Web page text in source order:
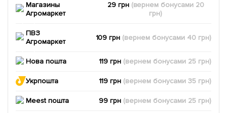
Магазины
Агромаркет
29 грн (вернем бонусами 20
грн)
ПВЗ
Агромаркет
109 грн (вернем бонусами 40 грн)
Нова пошта 119 грн (вернем бонусами 25 грн)
Укрпошта 119 грн (вернем бонусами35 грн)
Meest пошта 99 грн (вернем бонусами 25 грн)